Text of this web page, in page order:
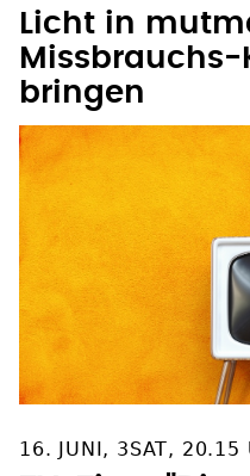
Licht in
bringen
16. JUNI, 3SAT, 20.15